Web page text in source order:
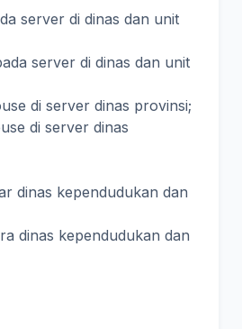
server di dinas dan unit
server di dinas dan unit
di server dinas provinsi;
di server dinas
dinas kependudukan dan
dinas kependudukan dan